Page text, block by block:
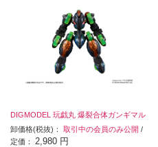
DIGMODEL 玩戯丸 爆裂合体ガンギマル
卸価格(税抜)： 取引中の会員のみ公開 /
定価： 2,980 円